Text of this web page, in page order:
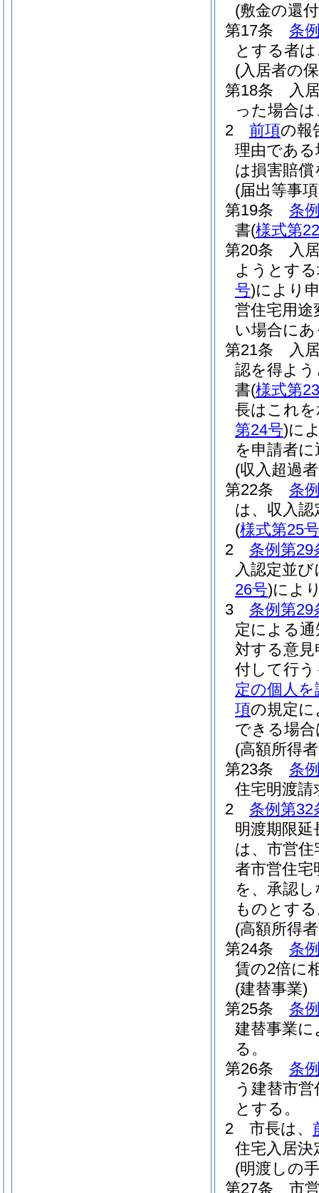
(敷金の還
第17条
条
とする者
(入居者の
第18条
入
った場合
2
前項の報
理由であ
は損害賠
(届出等事
第19条
条
書(様式第
第20条
入
ようとす
号)により
営住宅用途
い場合に
第21条
入
認を得よ
書(様式第
長はこれ
第24号)に
を申請者
(収入超過
第22条
条
は、収入
(様式第25号
2
条例第29
入認定並
26号)によ
3
条例第29
定による
対する意
付して行
定の個人
項の規定に
できる場
(高額所得
第23条
条
住宅明渡請
2
条例第32
明渡期限延
は、市営
者市営住宅
を、承認
ものとす
(高額所得
第24条
条
賃の2倍に
(建替事業)
第25条
条
建替事業
る。
第26条
条
う建替市
とする。
2
市長は、
住宅入居
(明渡しの
第27条
市